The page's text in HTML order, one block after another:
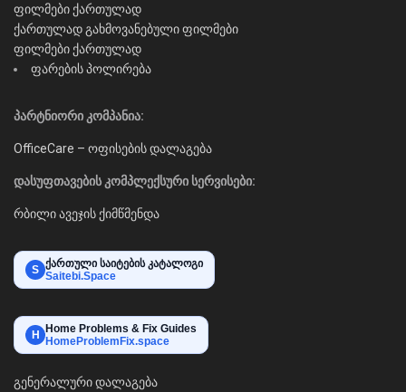
ფილმები ქართულად
ქართულად გახმოვანებული ფილმები
ფილმები ქართულად
ფარების პოლირება
პარტნიორი კომპანია:
OfficeCare – ოფისების დალაგება
დასუფთავების კომპლექსური სერვისები:
რბილი ავეჯის ქიმწმენდა
S ქართული საიტების კატალოგი
Saitebi.Space
H
Home Problems & Fix Guides
HomeProblemFix.space
გენერალური დალაგება